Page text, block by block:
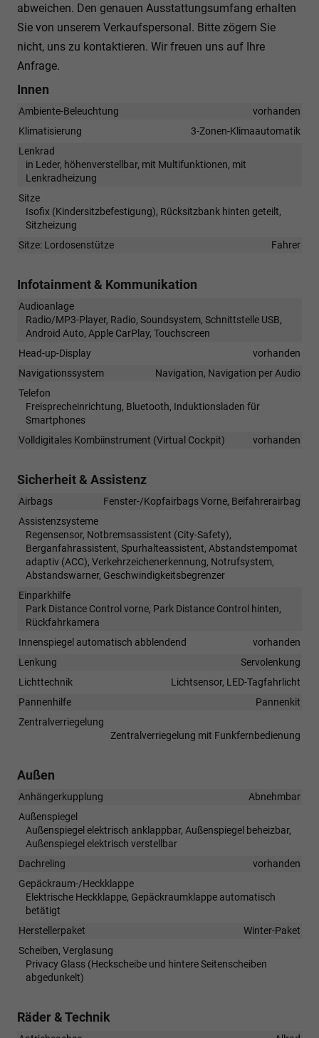
abweichen. Den genauen Ausstattungsumfang erhalten
Sie von unserem Verkaufspersonal. Bitte zögern Sie
nicht, uns zu kontaktieren. Wir freuen uns auf Ihre
Anfrage.
Innen
Ambiente-Beleuchtung
vorhanden
Klimatisierung
3-Zonen-Klimaautomatik
Lenkrad
in Leder, höhenverstellbar, mit Multifunktionen, mit
Lenkradheizung
Sitze
Isofix (Kindersitzbefestigung), Rücksitzbank hinten geteilt,
Sitzheizung
Sitze: Lordosenstütze
Fahrer
Infotainment & Kommunikation
Audioanlage
Radio/MP3-Player, Radio, Soundsystem, Schnittstelle USB,
Android Auto, Apple CarPlay, Touchscreen
Head-up-Display
vorhanden
Navigationssystem
Navigation, Navigation per Audio
Telefon
Freisprecheinrichtung, Bluetooth, Induktionsladen für
Smartphones
Volldigitales Kombiinstrument (Virtual Cockpit)
vorhanden
Sicherheit & Assistenz
Airbags
Fenster-/Kopfairbags Vorne, Beifahrerairbag
Assistenzsysteme
Regensensor, Notbremsassistent (City-Safety),
Berganfahrassistent, Spurhalteassistent, Abstandstempomat
adaptiv (ACC), Verkehrzeichenerkennung, Notrufsystem,
Abstandswarner, Geschwindigkeitsbegrenzer
Einparkhilfe
Park Distance Control vorne, Park Distance Control hinten,
Rückfahrkamera
Innenspiegel automatisch abblendend
vorhanden
Lenkung
Servolenkung
Lichttechnik
Lichtsensor, LED-Tagfahrlicht
Pannenhilfe
Pannenkit
Zentralverriegelung
Zentralverriegelung mit Funkfernbedienung
Außen
Anhängerkupplung
Abnehmbar
Außenspiegel
Außenspiegel elektrisch anklappbar, Außenspiegel beheizbar,
Außenspiegel elektrisch verstellbar
Dachreling
vorhanden
Gepäckraum-/Heckklappe
Elektrische Heckklappe, Gepäckraumklappe automatisch
betätigt
Herstellerpaket
Winter-Paket
Scheiben, Verglasung
Privacy Glass (Heckscheibe und hintere Seitenscheiben
abgedunkelt)
Räder & Technik